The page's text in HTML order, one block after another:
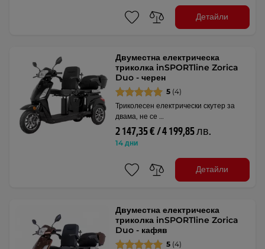
Детайли
Двуместна електрическа
триколка inSPORTline Zorica
Duo - черен
5 (4)
Триколесен електрически скутер за
двама, не се …
2 147,35 € / 4 199,85 лв.
14 дни
Детайли
Двуместна електрическа
триколка inSPORTline Zorica
Duo - кафяв
5 (4)